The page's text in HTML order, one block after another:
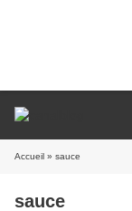
Accueil » sauce
sauce